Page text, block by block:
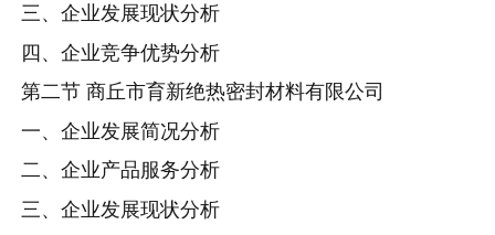
三、企业发展现状分析
四、企业竞争优势分析
第二节 商丘市育新绝热密封材料有限公司
一、企业发展简况分析
二、企业产品服务分析
三、企业发展现状分析